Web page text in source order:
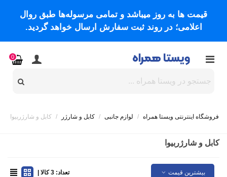
قیمت ها به روز میباشد و تمامی مرسوله‌ها طبق روال
اعلامی؛ در روند ثبت سفارش ارسال خواهد گردید.
0
فروشگاه اینترنتی ویستا همراه / لوازم جانبی / کابل و شارژر / کابل و شارژربیوا
کابل و شارژربیوا
بیشترین قیمت تعداد: 3 کالا |